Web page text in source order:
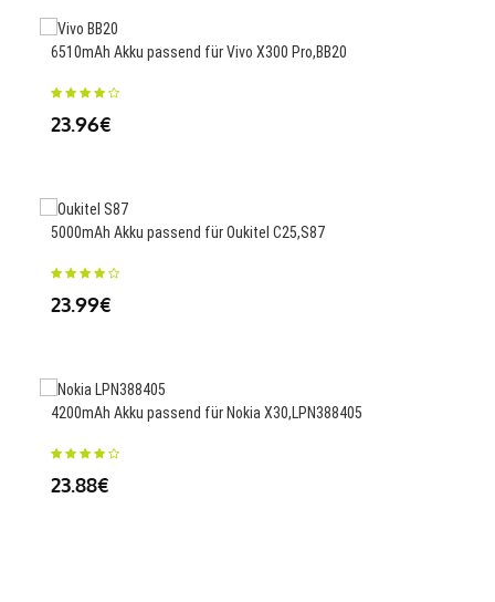
6510mAh Akku passend für Vivo X300 Pro,BB20
23.96€
5000mAh Akku passend für Oukitel C25,S87
23.99€
4200mAh Akku passend für Nokia X30,LPN388405
23.88€